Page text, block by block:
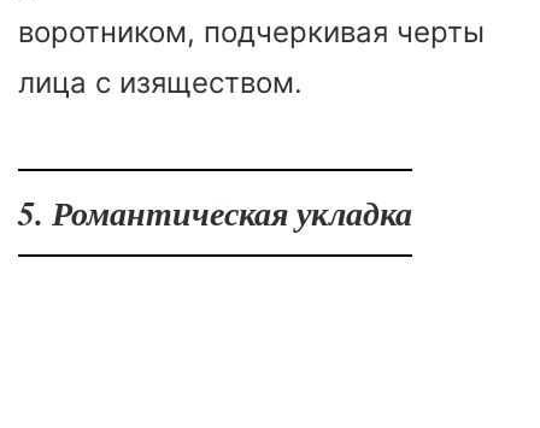
воротником, подчеркивая черты
лица с изяществом.
5. Романтическая укладка